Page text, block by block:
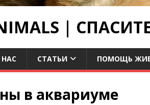
|
НАС СТАТЬИ ПОМОЩЬ
в аквариуме